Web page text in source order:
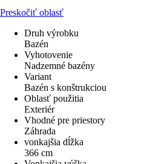
Preskočiť oblasť
Druh výrobku
Bazén
Vyhotovenie
Nadzemné bazény
Variant
Bazén s konštrukciou
Oblasť použitia
Exteriér
Vhodné pre priestory
Záhrada
vonkajšia dĺžka
366 cm